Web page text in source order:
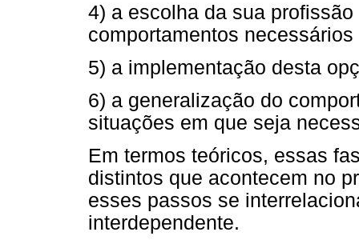
4) a escolha da sua
comportamentos
5) a implementação desta
6) a generalização do
situações em que seja
Em termos teóricos, essas
distintos que acontecem no
esses passos se
interdependente.